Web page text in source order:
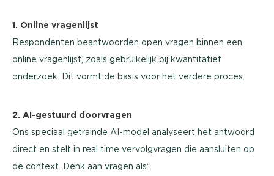
1. Online vragenlijst
Respondenten beantwoorden open vragen binnen een
online vragenlijst, zoals gebruikelijk bij kwantitatief
onderzoek. Dit vormt de basis voor het verdere proces.
2. AI-gestuurd doorvragen
Ons speciaal getrainde AI-model analyseert het antwoord
direct en stelt in real time vervolgvragen die aansluiten op
de context. Denk aan vragen als: